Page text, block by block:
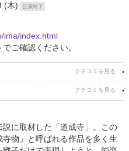
(木) 公演終了
ima/index.html
ご確認ください。
に取材した「道成寺」。この
物」と呼ばれる作品を多く生